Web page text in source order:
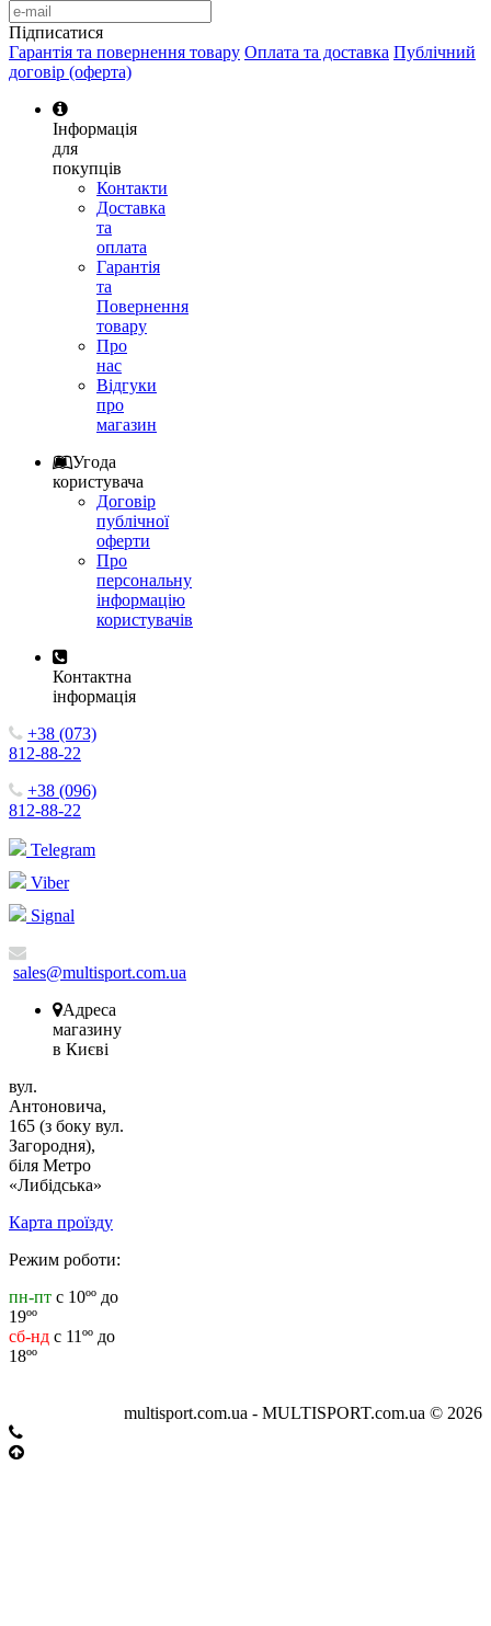
Підписатися
Гарантія та повернення товару Оплата та доставка Публічний
договір (оферта)
Інформація
для
покупців
Контакти
Доставка
та
оплата
Гарантія
та
Повернення
товару
Про
нас
Відгуки
про
магазин
Угода
користувача
Договір
публічної
оферти
Про
персональну
інформацію
користувачів
Контактна
інформація
+38 (073)
812-88-22
+38 (096)
812-88-22
Telegram
Viber
Signal
sales@multisport.com.ua
Адреса
магазину
в Києві
вул.
Антоновича,
165 (з боку вул.
Загородня),
біля Метро
«Либідська»
Карта проїзду
Режим роботи:
пн-пт с 10ºº до
19ºº
сб-нд с 11ºº до
18ºº
multisport.com.ua - MULTISPORT.com.ua © 2026